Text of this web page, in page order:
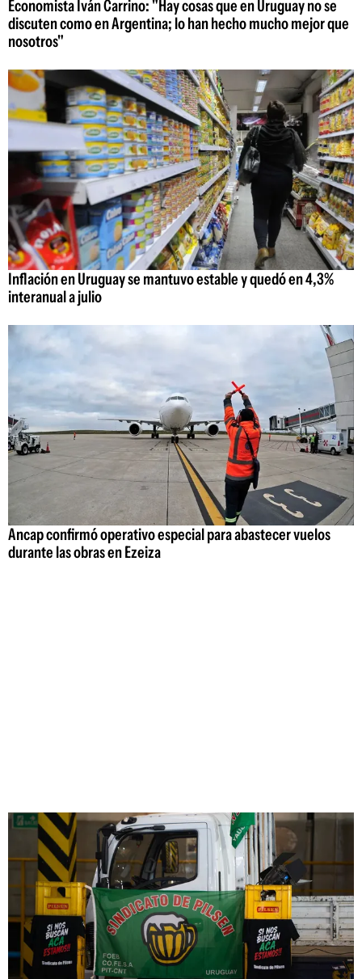
Economista Iván Carrino: "Hay cosas que en Uruguay no se
discuten como en Argentina; lo han hecho mucho mejor que
nosotros"
Inflación en Uruguay se mantuvo estable y quedó en 4,3%
interanual a julio
Ancap confirmó operativo especial para abastecer vuelos
durante las obras en Ezeiza